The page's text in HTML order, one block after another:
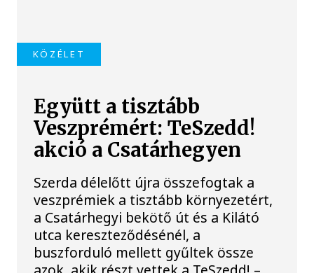
KÖZÉLET
Együtt a tisztább
Veszprémért: TeSzedd!
akció a Csatárhegyen
Szerda délelőtt újra összefogtak a
veszprémiek a tisztább környezetért,
a Csatárhegyi bekötő út és a Kilátó
utca kereszteződésénél, a
buszforduló mellett gyűltek össze